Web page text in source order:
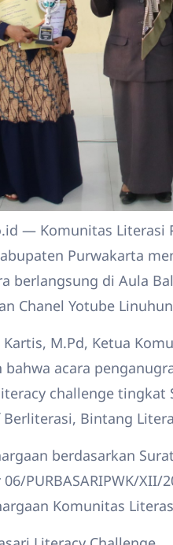
— Komunitas Literasi
Purwakarta
berlangsung di Aula
Chanel Yotube
M.Pd, Ketua
acara
challenge tingkat
Bintang
berdasarkan
PURBASARIPWK/XII/
Komunitas